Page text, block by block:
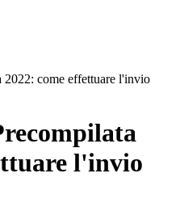
come effettuare l'invio
l'invio